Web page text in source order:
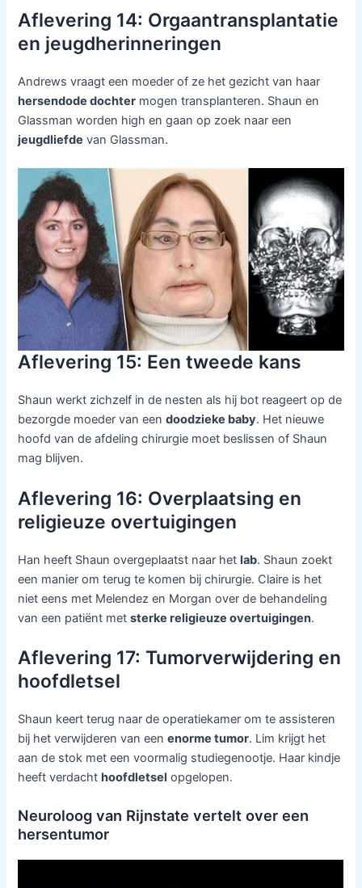
Aflevering 14: Orgaantransplantatie
en jeugdherinneringen
Andrews vraagt een moeder of ze het gezicht van haar
hersendode dochter mogen transplanteren. Shaun en
Glassman worden high en gaan op zoek naar een
jeugdliefde van Glassman.
Aflevering 15: Een tweede kans
Shaun werkt zichzelf in de nesten als hij bot reageert op de
bezorgde moeder van eendoodzieke baby. Het nieuwe
hoofd van de afdeling chirurgie moet beslissen of Shaun
mag blijven.
Aflevering 16: Overplaatsing en
religieuze overtuigingen
Han heeft Shaun overgeplaatst naar hetlab. Shaun zoekt
een manier om terug te komen bij chirurgie. Claire is het
niet eens met Melendez en Morgan over de behandeling
van een patiënt metsterke religieuze overtuigingen.
Aflevering 17: Tumorverwijdering en
hoofdletsel
Shaun keert terug naar de operatiekamer om te assisteren
bij het verwijderen van eenenorme tumor. Lim krijgt het
aan de stok met een voormalig studiegenootje. Haar kindje
heeft verdachthoofdletsel opgelopen.
Neuroloog van Rijnstate vertelt over een
hersentumor